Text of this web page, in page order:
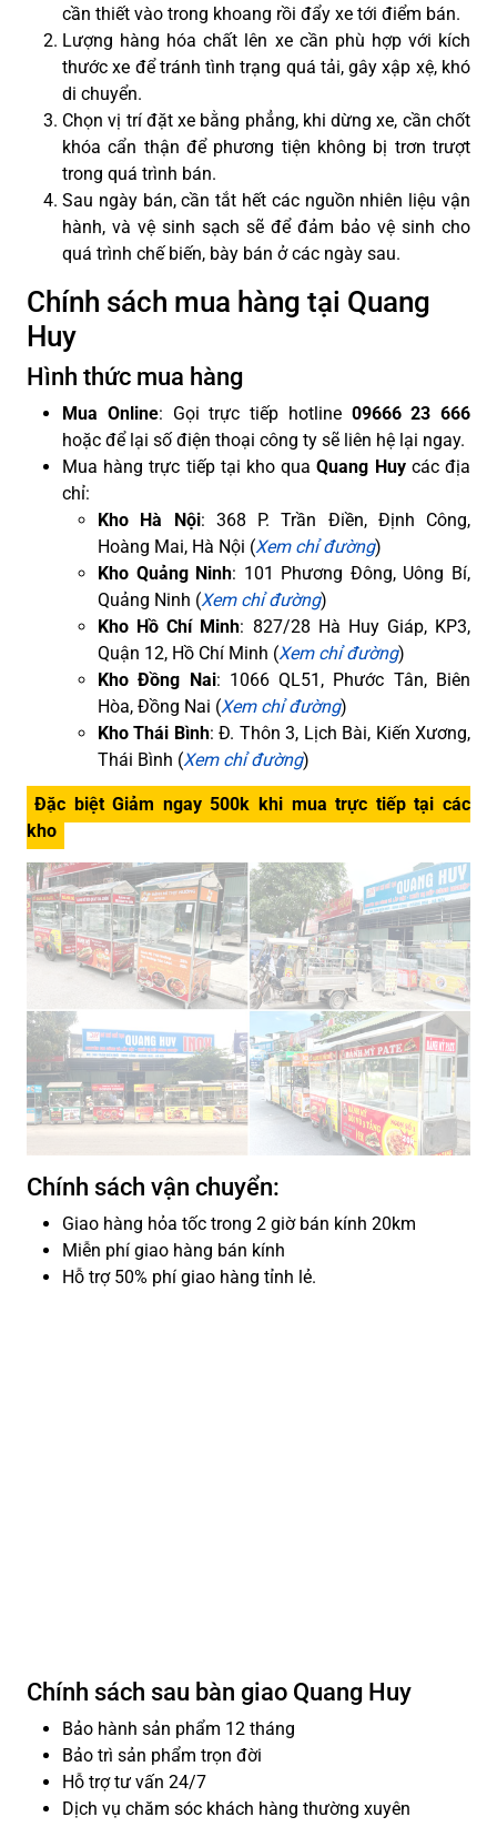
cần thiết vào trong khoang rồi đẩy xe tới điểm bán.
Lượng hàng hóa chất lên xe cần phù hợp với kích
thước xe để tránh tình trạng quá tải, gây xập xệ, khó
di chuyển.
Chọn vị trí đặt xe bằng phẳng, khi dừng xe, cần chốt
khóa cẩn thận để phương tiện không bị trơn trượt
trong quá trình bán.
Sau ngày bán, cần tắt hết các nguồn nhiên liệu vận
hành, và vệ sinh sạch sẽ để đảm bảo vệ sinh cho
quá trình chế biến, bày bán ở các ngày sau.
Chính sách mua hàng tại Quang
Huy
Hình thức mua hàng
Mua Online: Gọi trực tiếp hotline 09666 23 666
hoặc để lại số điện thoại công ty sẽ liên hệ lại ngay.
Mua hàng trực tiếp tại kho quaQuang Huycác địa
chỉ:
Kho Hà Nội: 368 P. Trần Điền, Định Công,
Hoàng Mai, Hà Nội (Xem chỉ đường)
Kho Quảng Ninh: 101 Phương Đông, Uông Bí,
Quảng Ninh (Xem chỉ đường)
Kho Hồ Chí Minh: 827/28 Hà Huy Giáp, KP3,
Quận 12, Hồ Chí Minh (Xem chỉ đường)
Kho Đồng Nai: 1066 QL51, Phước Tân, Biên
Hòa, Đồng Nai (Xem chỉ đường)
Kho Thái Bình: Đ. Thôn 3, Lịch Bài, Kiến Xương,
Thái Bình (Xem chỉ đường)
Đặc biệt Giảm ngay 500k khi mua trực tiếp tại các
kho
Chính sách vận chuyển:
Giao hàng hỏa tốc trong 2 giờ bán kính 20km
Miễn phí giao hàng bán kính
Hỗ trợ 50% phí giao hàng tỉnh lẻ.
Chính sách sau bàn giao Quang Huy
Bảo hành sản phẩm 12 tháng
Bảo trì sản phẩm trọn đời
Hỗ trợ tư vấn 24/7
Dịch vụ chăm sóc khách hàng thường xuyên